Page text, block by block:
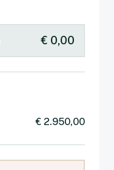
€ 0,00
€ 2.950,00